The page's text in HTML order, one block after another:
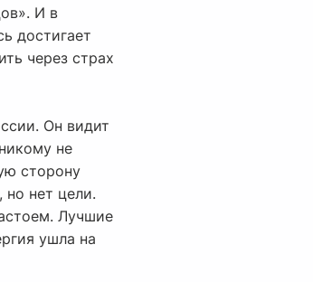
И в
достигает
через страх
Он видит
не
сторону
но нет цели.
Лучшие
ушла на